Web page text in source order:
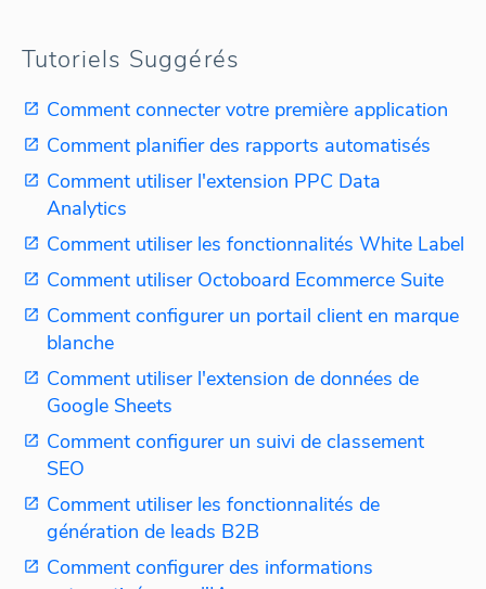
Tutoriels Suggérés
Comment connecter votre première application
Comment planifier des rapports automatisés
Comment utiliser l'extension PPC Data
Analytics
Comment utiliser les fonctionnalités White Label
Comment utiliser Octoboard Ecommerce Suite
Comment configurer un portail client en marque
blanche
Comment utiliser l'extension de données de
Google Sheets
Comment configurer un suivi de classement
SEO
Comment utiliser les fonctionnalités de
génération de leads B2B
Comment configurer des informations